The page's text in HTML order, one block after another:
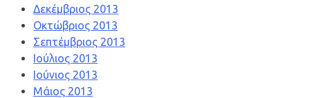
Δεκέμβριος 2013
Οκτώβριος 2013
Σεπτέμβριος 2013
Ιούλιος 2013
Ιούνιος 2013
Μάιος 2013